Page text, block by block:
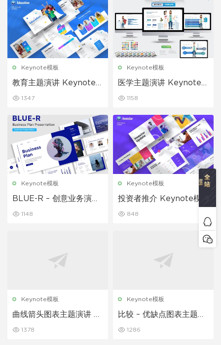
Keynote模板
教育主题演讲 Keynote
1347
Keynote模板
医学主题演讲 Keynote
1158
Keynote模板
BLUE-R – 创意业务演示
1148
Keynote模板
投资者推介 Keynote模
848
Keynote模板
曲线箭头图表主题演讲 K
1378
Keynote模板
比较 – 优缺点图表主题演
1286